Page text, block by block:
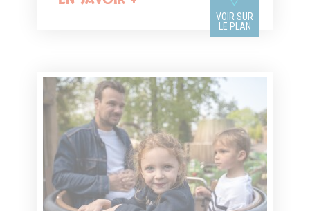
VOIR SUR
LE PLAN